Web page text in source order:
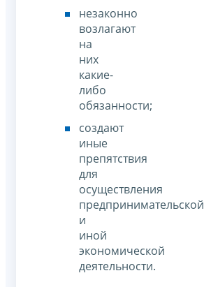
незаконно
возлагают
на
них
какие-
либо
обязанности;
создают
иные
препятствия
для
осуществления
предпринимательской
и
иной
экономической
деятельности.